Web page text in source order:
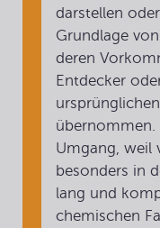
darstellen
Grundlage
deren
Entdecker
übernommen.
Umgang, weil
besonders in
lang und
chemischen